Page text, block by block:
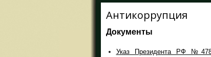
Антикоррупция
Документы
Указ Президента РФ №478